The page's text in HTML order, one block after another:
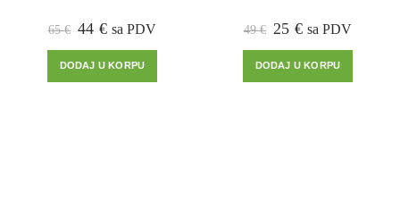
65€ Izvorna
bila
44 €Trenutna
je:
sa PDV
DODAJ U KORPU
49€ Izvorna
bila
25 €Trenutna
je:
sa PDV
DODAJ U KORPU